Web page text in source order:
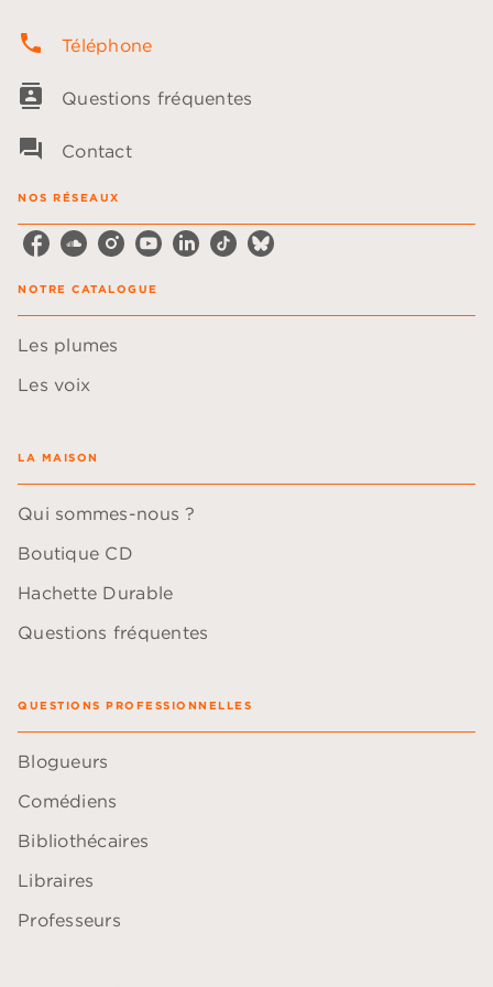
phone Téléphone
contacts Questions fréquentes
question_answer Contact
NOS RÉSEAUX
NOTRE CATALOGUE
Les plumes
Les voix
LA MAISON
Qui sommes-nous ?
Boutique CD
Hachette Durable
Questions fréquentes
QUESTIONS PROFESSIONNELLES
Blogueurs
Comédiens
Bibliothécaires
Libraires
Professeurs